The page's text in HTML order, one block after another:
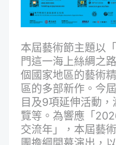
本屆藝術節主題以
門這一海上絲綢之
個國家地區的藝術
區的多部新作。今
目及9項延伸活動
覽等。為響應「
交流年」，本屆藝